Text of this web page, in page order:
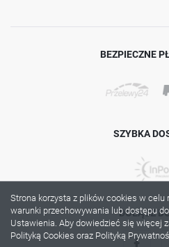
BEZPIECZNE
SZYBKA
DOŁĄCZ
Strona korzysta z plików cookies w celu
warunki przechowywania lub dostępu
Ustawienia. Aby dowiedzieć się więcej
Polityką Cookies oraz Polityką